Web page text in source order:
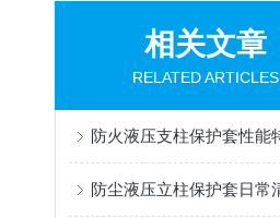
相关文章
RELATED ARTICLES